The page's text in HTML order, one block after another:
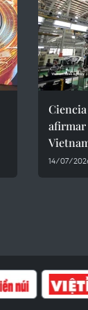
afirmar
14/07/